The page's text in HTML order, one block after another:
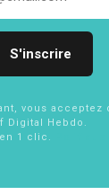
vous acceptez
Digital Hebdo.
1 clic.